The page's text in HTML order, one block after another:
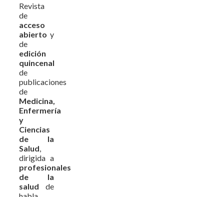
Revista
de
acceso
abierto y
de
edición
quincenal
de
publicaciones
de
Medicina,
Enfermería
y
Ciencias
de la
Salud
dirigida a
profesionales
de la
salud de